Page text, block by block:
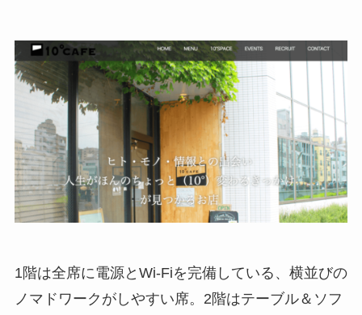
1階は全席に電源とWi-Fiを完備している、横並びの
ノマドワークがしやすい席。2階はテーブル＆ソフ